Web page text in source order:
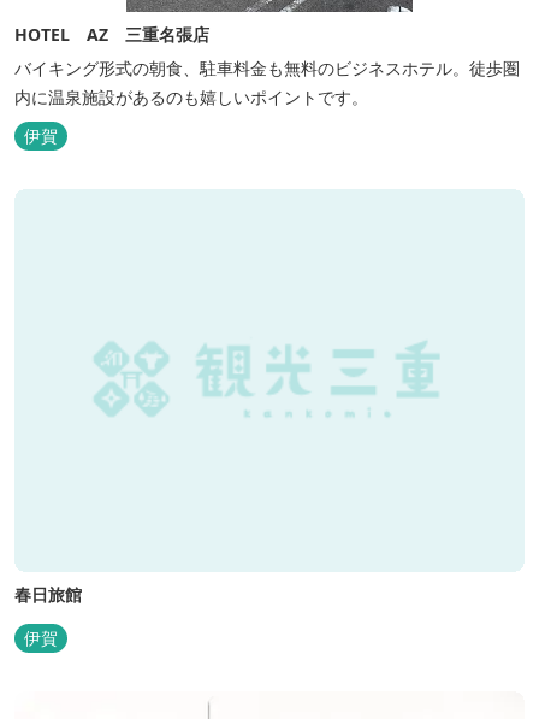
HOTEL AZ 三重名張店
バイキング形式の朝食、駐車料金も無料のビジネスホテル。徒歩圏
内に温泉施設があるのも嬉しいポイントです。
伊賀
春日旅館
伊賀